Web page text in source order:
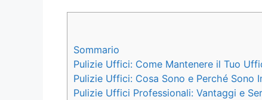
Sommario
Pulizie Uffici: Come Mantenere il Tuo
Pulizie Uffici: Cosa Sono e Perché Sono
Pulizie Uffici Professionali: Vantaggi e